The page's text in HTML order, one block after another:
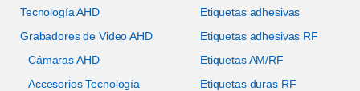
Tecnología AHD
Grabadores de Video AHD
Cámaras AHD
Accesorios Tecnología
Etiquetas adhesivas
Etiquetas adhesivas RF
Etiquetas AM/RF
Etiquetas duras RF